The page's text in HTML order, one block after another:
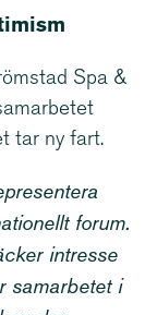
Spa &
tar ny fart.
forum.
intresse
samarbetet i